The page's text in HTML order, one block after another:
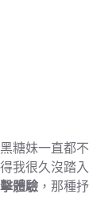
黑糖妹一直都
得我很久沒踏
擊體驗 ，那種